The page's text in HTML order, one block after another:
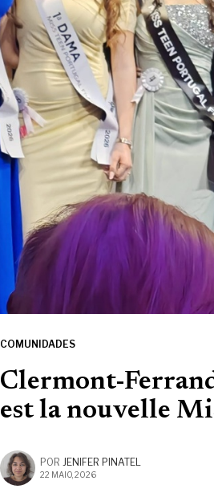
COMUNIDADES
Clermont-
est la nouvelle
POR JENIFER PINATEL
22 MAIO, 2026